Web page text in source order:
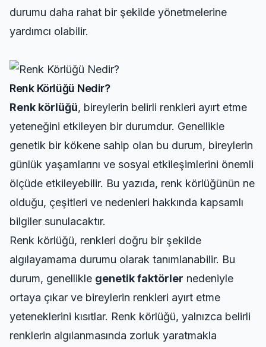
durumu daha rahat bir şekilde yönetmelerine
yardımcı olabilir.
Renk Körlüğü Nedir?
Renk körlüğü, bireylerin belirli renkleri ayırt etme
yeteneğini etkileyen bir durumdur. Genellikle
genetik bir kökene sahip olan bu durum, bireylerin
günlük yaşamlarını ve sosyal etkileşimlerini önemli
ölçüde etkileyebilir. Bu yazıda, renk körlüğünün ne
olduğu, çeşitleri ve nedenleri hakkında kapsamlı
bilgiler sunulacaktır.
Renk körlüğü, renkleri doğru bir şekilde
algılayamama durumu olarak tanımlanabilir. Bu
durum, genellikle genetik faktörler nedeniyle
ortaya çıkar ve bireylerin renkleri ayırt etme
yeteneklerini kısıtlar. Renk körlüğü, yalnızca belirli
renklerin algılanmasında zorluk yaratmakla